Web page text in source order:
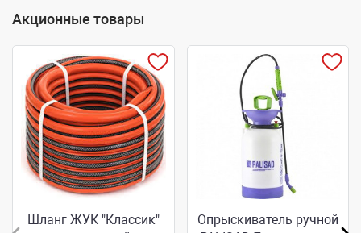
Акционные товары
Шланг ЖУК "Классик"
Опрыскиватель ручной